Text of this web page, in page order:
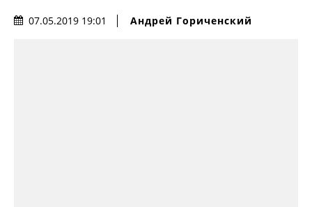
07.05.2019 19:01 Андрей Гориченcкий